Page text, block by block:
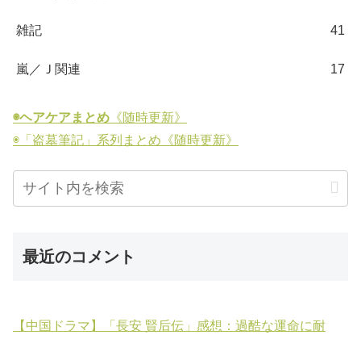
雑記 41
嵐／Ｊ関連 17
◉ヘアケアまとめ 《随時更新》
◉「盗墓筆記」系列まとめ《随時更新》
最近のコメント
【中国ドラマ】「長安 賢后伝」感想：過酷な運命に耐